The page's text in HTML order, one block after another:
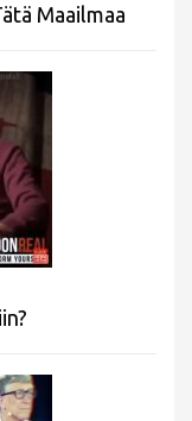
Maailmaa